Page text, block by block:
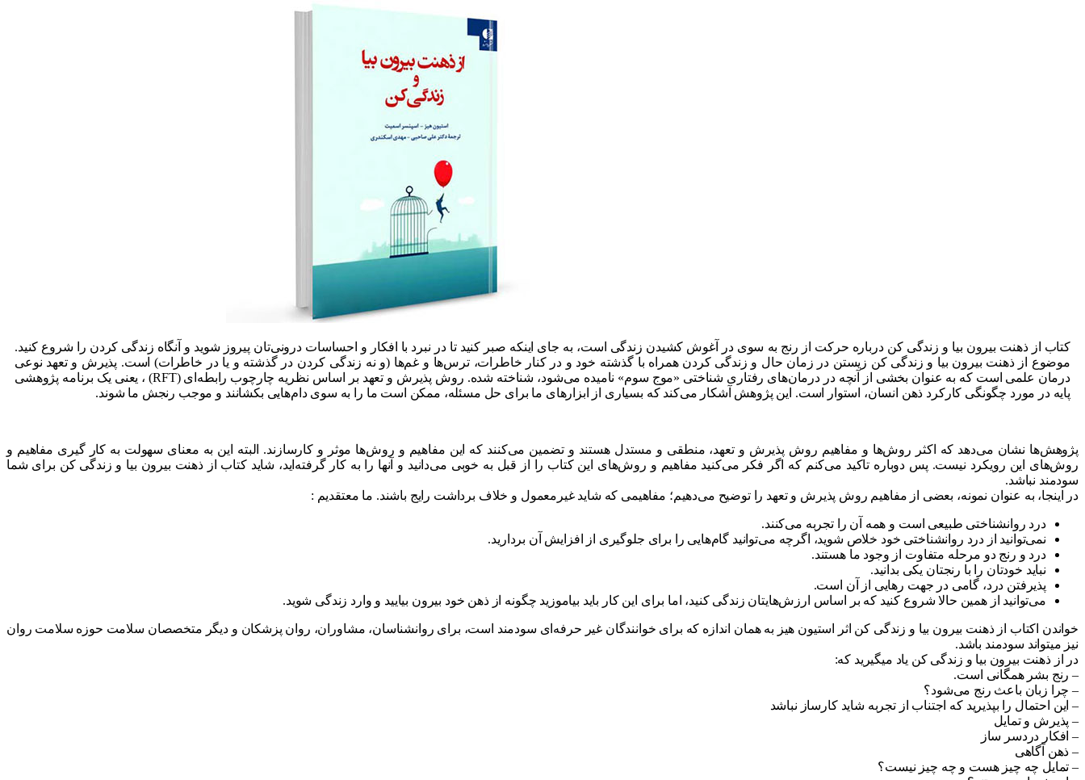
کتاب از ذهنت بیرون بیا و زندگی کن درباره حرکت از رنج به سوی در آغوش کشیدن زندگی است، به جای اینکه صبر کنید تا در نبرد با افکار و احساسات درونی‌تان پیروز شوید و آنگاه زندگی کردن را شروع کنید.
موضوع از ذهنت بیرون بیا و زندگی کن زیستن در زمان حال و زندگی کردن همراه با گذشته خود و در کنار خاطرات، ترس‌ها و غم‌ها (و نه زندگی کردن در گذشته و یا در خاطرات) است. پذیرش و تعهد نوعی
درمان علمی است که به عنوان بخشی از آنچه در درمان‌های رفتاری شناختی «موج سوم» نامیده می‌شود، شناخته شده. روش پذیرش و تعهد بر اساس نظریه چارچوب رابطه‌ای (RFT) ، یعنی یک برنامه پژوهشی
پایه در مورد چگونگی کارکرد ذهن انسان، استوار است. این پژوهش آشکار می‌کند که بسیاری از ابزارهای ما برای حل مسئله، ممکن است ما را به سوی دام‌هایی بکشانند و موجب رنجش ما شوند.
پژوهش‌ها نشان می‌دهد که اکثر روش‌ها و مفاهیم روش پذیرش و تعهد، منطقی و مستدل هستند و تضمین می‌کنند که این مفاهیم و روش‌ها موثر و کارسازند. البته این به معنای سهولت به کار گیری مفاهیم و
روش‌های این رویکرد نیست. پس دوباره تاکید می‌کنم که اگر فکر می‌کنید مفاهیم و روش‌های این کتاب را از قبل به خوبی می‌دانید و آنها را به کار گرفته‌اید، شاید کتاب از ذهنت بیرون بیا و زندگی کن برای شما
سودمند نباشد.
در اینجا، به عنوان نمونه، بعضی از مفاهیم روش پذیرش و تعهد را توضیح می‌دهیم؛ مفاهیمی که شاید غیرمعمول و خلاف برداشت رایج باشند. ما معتقدیم :
درد روانشناختی طبیعی است و همه آن را تجربه می‌کنند.
نمی‌توانید از درد روانشناختی خود خلاص شوید، اگرچه می‌توانید گام‌هایی را برای جلوگیری از افزایش آن بردارید.
درد و رنج دو مرحله متفاوت از وجود ما هستند.
نباید خودتان را با رنجتان یکی بدانید.
پذیرفتن درد، گامی در جهت رهایی از آن است.
می‌توانید از همین حالا شروع کنید که بر اساس ارزش‌هایتان زندگی کنید، اما برای این کار باید بیاموزید چگونه از ذهن خود بیرون بیایید و وارد زندگی شوید.
خواندن اکتاب از ذهنت بیرون بیا و زندگی کن اثر استیون هیز به همان اندازه که برای خوانندگان غیر حرفه‌ای سودمند است، برای روانشناسان، مشاوران، روان پزشکان و دیگر متخصصان سلامت حوزه سلامت روان
نیز میتواند سودمند باشد.
در از ذهنت بیرون بیا و زندگی کن یاد میگیرید که:
– رنج بشر همگانی است.
– چرا زبان باعث رنج می‌شود؟
– این احتمال را بپذیرید که اجتناب از تجربه شاید کارساز نباشد
– پذیرش و تمایل
– افکار دردسر ساز
– ذهن آگاهی
– تمایل چه چیز هست و چه چیز نیست؟